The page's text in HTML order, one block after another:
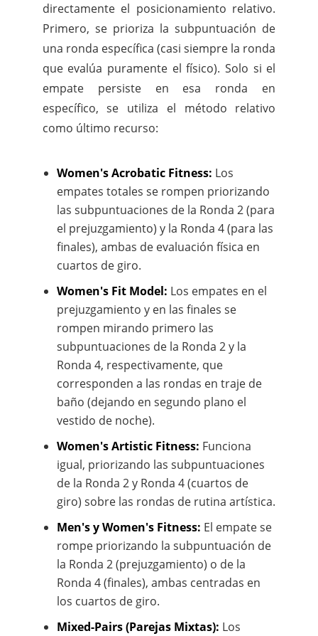
directamente el posicionamiento relativo.
Primero, se prioriza la subpuntuación de
una ronda específica (casi siempre la ronda
que evalúa puramente el físico). Solo si el
empate persiste en esa ronda en
específico, se utiliza el método relativo
como último recurso:
Women's Acrobatic Fitness: Los
empates totales se rompen priorizando
las subpuntuaciones de la Ronda 2 (para
el prejuzgamiento) y la Ronda 4 (para las
finales), ambas de evaluación física en
cuartos de giro.
Women's Fit Model: Los empates en el
prejuzgamiento y en las finales se
rompen mirando primero las
subpuntuaciones de la Ronda 2 y la
Ronda 4, respectivamente, que
corresponden a las rondas en traje de
baño (dejando en segundo plano el
vestido de noche).
Women's Artistic Fitness: Funciona
igual, priorizando las subpuntuaciones
de la Ronda 2 y Ronda 4 (cuartos de
giro) sobre las rondas de rutina artística.
Men's y Women's Fitness: El empate se
rompe priorizando la subpuntuación de
la Ronda 2 (prejuzgamiento) o de la
Ronda 4 (finales), ambas centradas en
los cuartos de giro.
Mixed-Pairs (Parejas Mixtas): Los